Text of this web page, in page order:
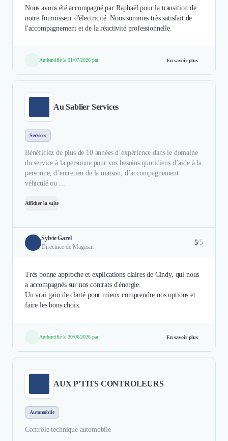
Nous avons été accompagné par Raphaël pour la transition de
notre fournisseur d'électricité. Nous sommes très satisfait de
l'accompagnement et de la réactivité professionnelle.
Authentifié le 01/07/2026 par En savoir plus
Au Sablier Services
Services
Bénéficiez de plus de 10 années d’expérience dans le domaine
du service à la personne pour vos besoins quotidiens d’aide à la
personne, d’entretien de la maison, d’accompagnement
véhiculé ou ...
Afficher la suite
Sylvie Garel
Directrice de Magasin
5/5
Très bonne approche et explications claires de Cindy, qui nous
a accompagnés sur nos contrats d'énergie.
Un vrai gain de clarté pour mieux comprendre nos options et
faire les bons choix.
Authentifié le 30/06/2026 par En savoir plus
AUX P'TITS CONTROLEURS
Automobile
Contrôle technique automobile